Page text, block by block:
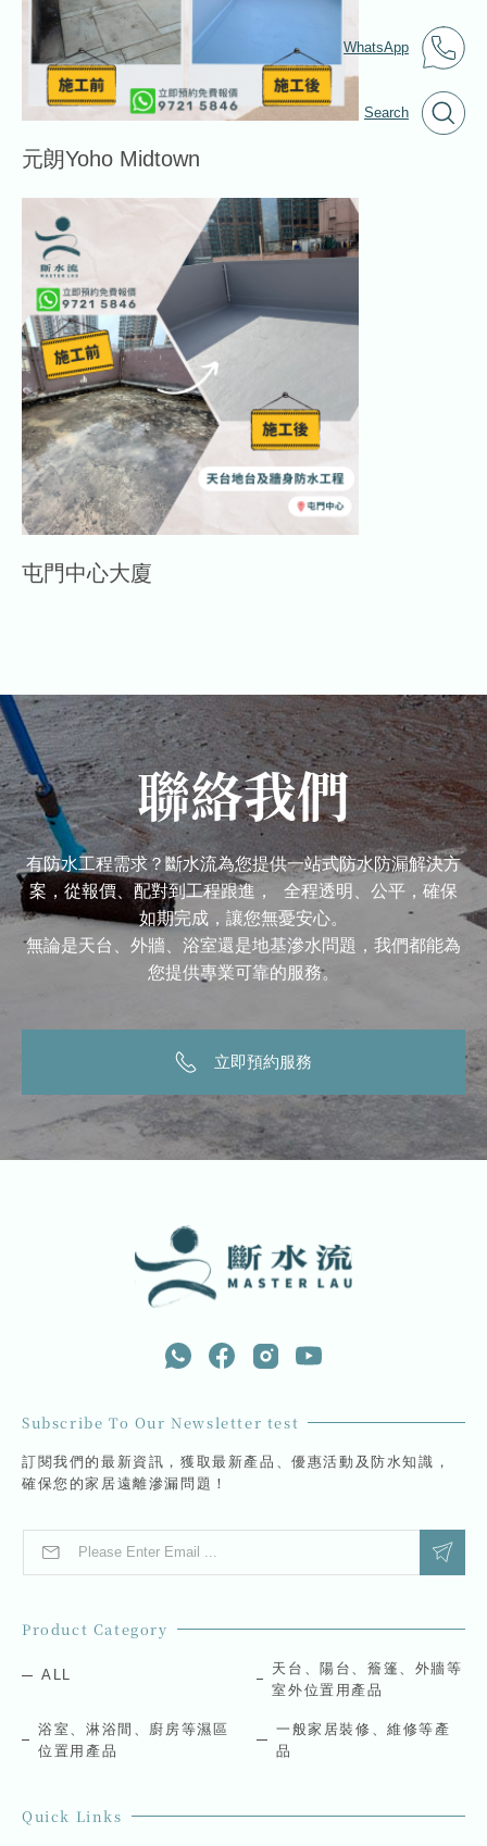
WhatsApp
Search
元朗Yoho Midtown
屯門中心大廈
聯絡我們
有防水工程需求？斷水流為您提供一站式防水防漏解決方
案，從報價、配對到工程跟進， 全程透明、公平，確保
如期完成，讓您無憂安心。
無論是天台、外牆、浴室還是地基滲水問題，我們都能為
您提供專業可靠的服務。
立即預約服務
Subscribe To Our Newsletter test
訂閱我們的最新資訊，獲取最新產品、優惠活動及防水知識，
確保您的家居遠離滲漏問題！
m
i
l
a
lProduct Category
ALL
天台、陽台、簷篷、外牆等
室外位置用產品
浴室、淋浴間、廚房等濕區
位置用產品
一般家居裝修、維修等產
品
Quick Links